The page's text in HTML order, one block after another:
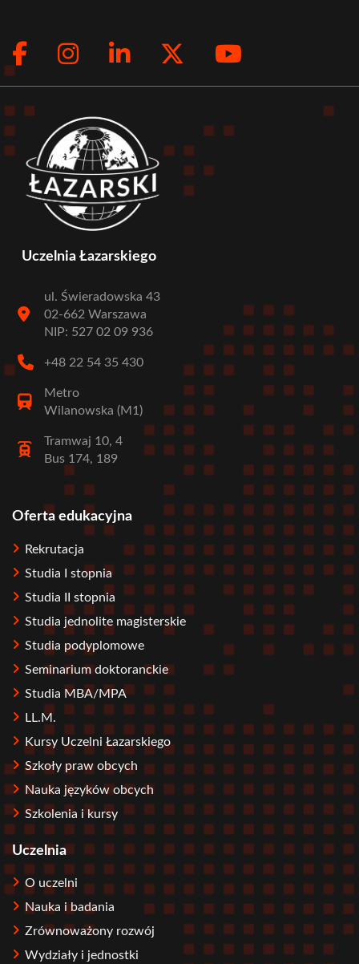
Social
menu
Facebook
Instagram
LinkedInTwitter
Uczelnia Łazarskiego
ul. Świeradowska 43
02-662 Warszawa
NIP: 527 02 09 936
+48 22 54 35 430
Metro
Wilanowska (M1)
Tramwaj 10, 4
Bus 174, 189
Stopka
Oferta edukacyjna
Rekrutacja
Studia I stopnia
Studia II stopnia
Studia jednolite magisterskie
Studia podyplomowe
Seminarium doktoranckie
Studia MBA/MPA
LL.M.
Kursy Uczelni Łazarskiego
Szkoły praw obcych
Nauka języków obcych
Szkolenia i kursy
Uczelnia
O uczelni
Nauka i badania
Zrównoważony rozwój
Wydziały i jednostki